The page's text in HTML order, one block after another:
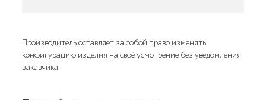
Производитель оставляет за собой право изменять
конфигурацию изделия на своё усмотрение без уведомления
заказчика.